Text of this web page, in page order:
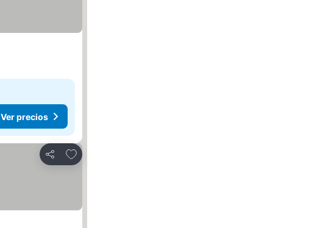
Ver precios
Compartir
Agregar a favoritos